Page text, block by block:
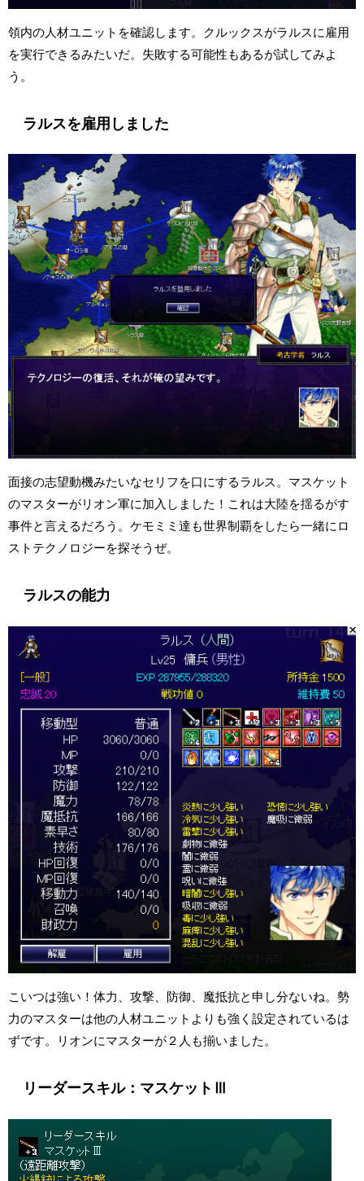
領内の人材ユニットを確認します。クルックスがラルスに雇用
を実行できるみたいだ。失敗する可能性もあるが試してみよ
う。
ラルスを雇用しました
面接の志望動機みたいなセリフを口にするラルス。マスケット
のマスターがリオン軍に加入しました！これは大陸を揺るがす
事件と言えるだろう。ケモミミ達も世界制覇をしたら一緒にロ
ストテクノロジーを探そうぜ。
ラルスの能力
こいつは強い！体力、攻撃、防御、魔抵抗と申し分ないね。勢
力のマスターは他の人材ユニットよりも強く設定されているは
ずです。リオンにマスターが２人も揃いました。
リーダースキル：マスケットⅢ